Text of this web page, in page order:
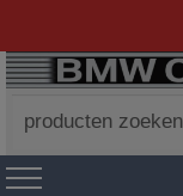
naar: